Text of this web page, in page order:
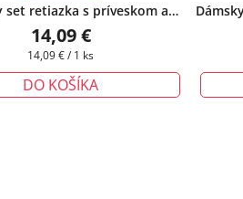
set retiazka s príveskom a
v tvare motýľa - Amity
krabička zadarmo
14,09 €
Jednotková
14,09 € / 1 ks
DO KOŠÍKA